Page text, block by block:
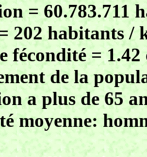
= 60.783.711
202 habitants /
fécondité =
de la
a plus de 65
moyenne: